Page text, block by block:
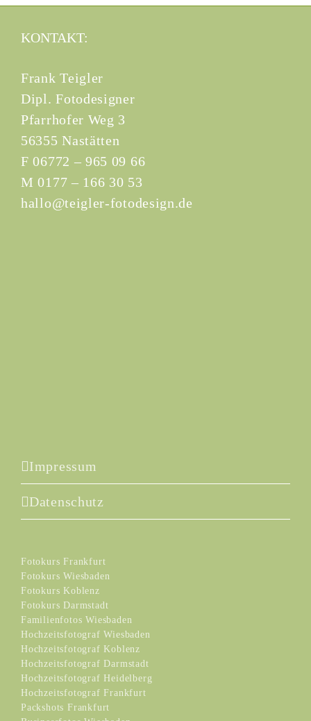
KONTAKT:
Frank Teigler
Dipl. Fotodesigner
Pfarrhofer Weg 3
56355 Nastätten
F 06772 – 965 09 66
M 0177 – 166 30 53
hallo@teigler-fotodesign.de
Impressum
Datenschutz
Fotokurs Frankfurt
Fotokurs Wiesbaden
Fotokurs Koblenz
Fotokurs Darmstadt
Familienfotos Wiesbaden
Hochzeitsfotograf Wiesbaden
Hochzeitsfotograf Koblenz
Hochzeitsfotograf Darmstadt
Hochzeitsfotograf Heidelberg
Hochzeitsfotograf Frankfurt
Packshots Frankfurt